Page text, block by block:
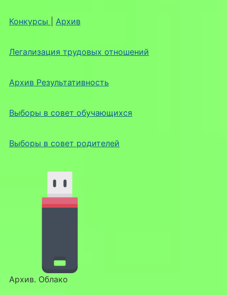
Конкурсы Архив
Легализация трудовых отношений
Архив Результативность
Выборы в совет обучающихся
Выборы в совет родителей
Архив. Облако